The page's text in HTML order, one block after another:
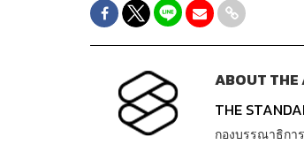
ABOUT THE
THE
กองบรรณาธิกา